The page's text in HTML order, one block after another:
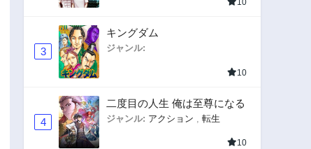
3
キングダム
ジャンル:
10
4
二度目の人生 俺は至尊になる
ジャンル: アクション 転生
10